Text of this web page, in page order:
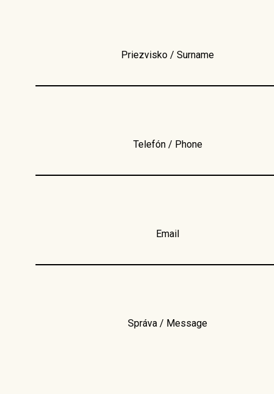
Priezvisko / Surname
Telefón / Phone
Email
Správa / Message